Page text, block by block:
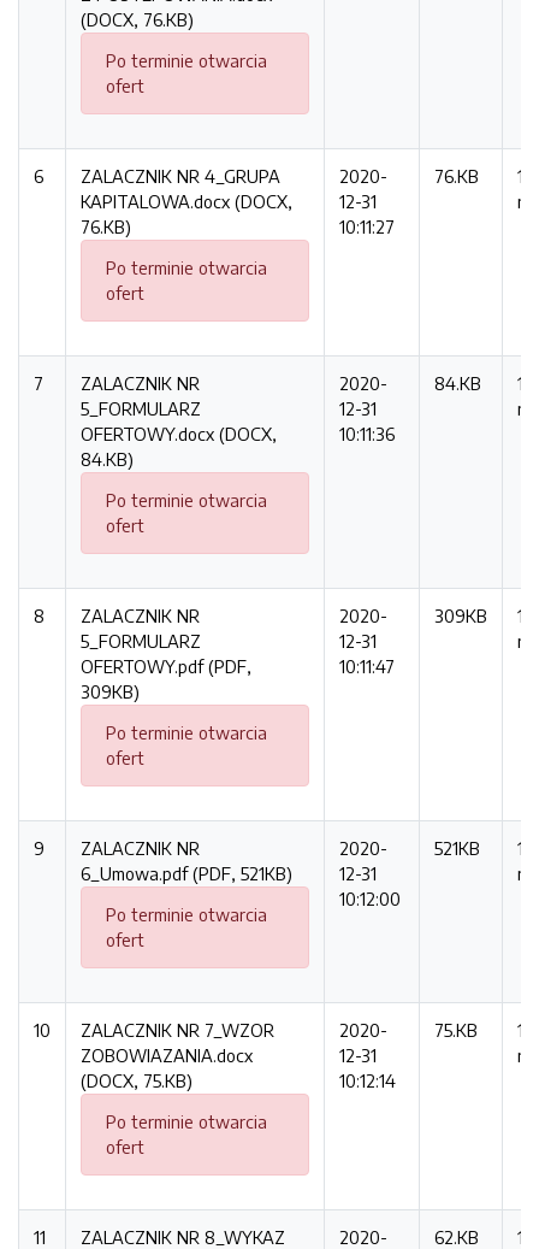
(DOCX, 76.KB)
Po terminie otwarcia
ofert
6
ZALACZNIK NR 4_GRUPA
KAPITALOWA.docx (DOCX,
76.KB)
Po terminie otwarcia
ofert
2020-
12-31
10:11:27
76.KB
12
7
ZALACZNIK NR
5_FORMULARZ
OFERTOWY.docx (DOCX,
84.KB)
Po terminie otwarcia
ofert
2020-
12-31
10:11:36
84.KB
15
8
ZALACZNIK NR
5_FORMULARZ
OFERTOWY.pdf (PDF,
309KB)
Po terminie otwarcia
ofert
2020-
12-31
10:11:47
309KB
11
9
ZALACZNIK NR
6_Umowa.pdf (PDF, 521KB)
Po terminie otwarcia
ofert
2020-
12-31
10:12:00
521KB
16
10
ZALACZNIK NR 7_WZOR
ZOBOWIAZANIA.docx
(DOCX, 75.KB)
Po terminie otwarcia
ofert
2020-
12-31
10:12:14
75.KB
11
11
ZALACZNIK NR 8_WYKAZ
2020-
62.KB
11